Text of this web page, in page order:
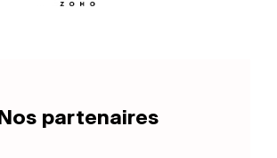
Nos partenaires